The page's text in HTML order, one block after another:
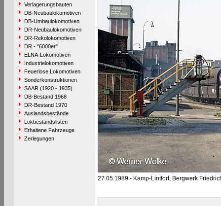
Verlagerungsbauten
DB-Neubaulokomotiven
DB-Umbaulokomotiven
DR-Neubaulokomotiven
DR-Rekolokomotiven
DR - "6000er"
ELNA-Lokomotiven
Industrielokomotiven
Feuerlose Lokomotiven
Sonderkonstruktionen
SAAR (1920 - 1935)
DB-Bestand 1968
DR-Bestand 1970
Auslandsbestände
Lokbestandslisten
Erhaltene Fahrzeuge
Zerlegungen
27.05.1989 - Kamp-Lintfort, Bergwerk